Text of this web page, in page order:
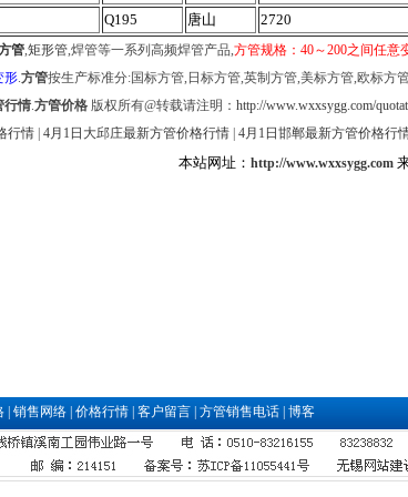
Q195 唐山 2720
管,矩形管,焊管等一系列高频焊管产品,方管规格：40～200之间任意
形.方管按生产标准分:国标方管,日标方管,英制方管,美标方管,欧标方
行情.方管价格版权所有@转载请注明： http://www.wxxsygg.com/
行情| 4月1日大邱庄最新方管价格行情| 4月1日邯郸最新方管价格行
本站网址： http://www.wxxsygg.com
销售网络 价格行情 客户留言 方管销售电话 博客